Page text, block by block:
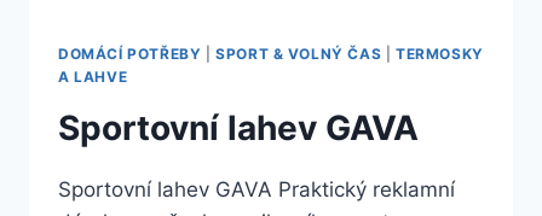
DOMÁCÍ POTŘEBY |SPORT & VOLNÝ ČAS |TERMOSKY
A LAHVE
Sportovní lahev GAVA
Sportovní lahev GAVA Praktický reklamní